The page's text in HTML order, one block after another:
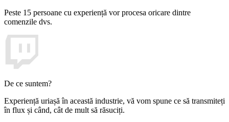
Peste 15 persoane cu experiență vor procesa oricare dintre
comenzile dvs.
De ce suntem?
Experiență uriașă în această industrie, vă vom spune ce să transmiteți
în flux și când, cât de mult să răsuciți.